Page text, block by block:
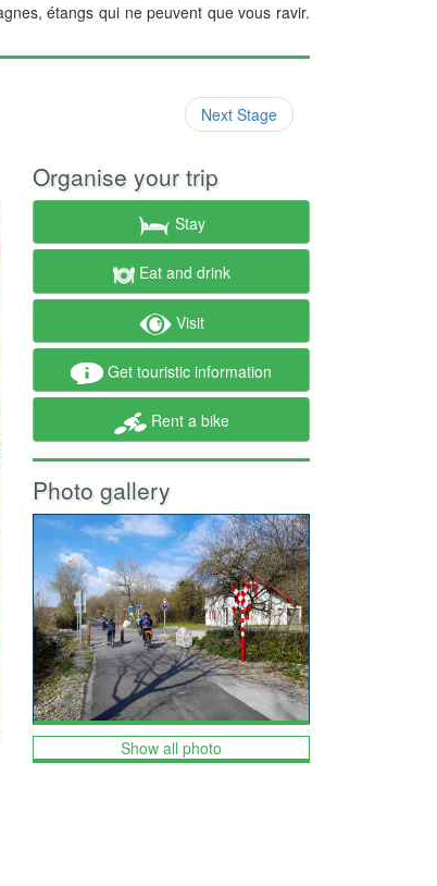
étangs qui ne peuvent que vous ravir.
Next Stage
Organise your trip
Stay
Eat and drink
Visit
Get touristic information
Rent a bike
Photo gallery
Show all photo